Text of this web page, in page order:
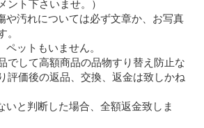
ト下さいませ。）
汚れについては必ず文章か、お写真
ットもいません。
でして高額商品の品物すり替え防止な
評価後の返品、交換、返金は致しかね
と判断した場合、全額返金致しま